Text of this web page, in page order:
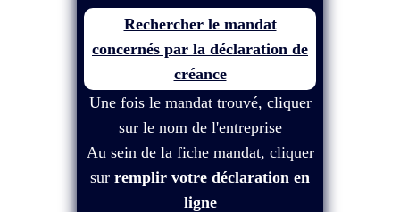
Rechercher le mandat
concernés par la déclaration de
créance
Une fois le mandat trouvé, cliquer
sur le nom de l'entreprise
Au sein de la fiche mandat, cliquer
sur remplir votre déclaration en
ligne